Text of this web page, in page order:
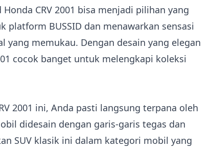
CRV 2001 bisa menjadi pilihan yang
BUSSID dan menawarkan sensasi
yang memukau. Dengan desain yang elegan
cocok banget untuk melengkapi koleksi
2001 ini, Anda pasti langsung terpana oleh
didesain dengan garis-garis tegas dan
SUV klasik ini dalam kategori mobil yang